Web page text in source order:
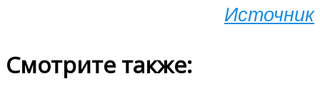
Источник
Смотрите также: